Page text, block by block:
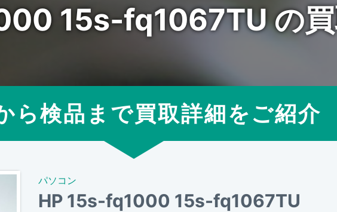
15s-fq1067TU の
ら検品まで買取詳細をご紹介
パソコン
HP 15s-fq1000 15s-fq1067TU